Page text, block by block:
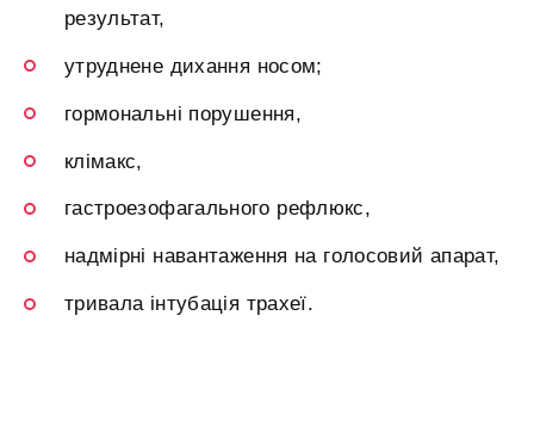
результат,
утруднене дихання носом;
гормональні порушення,
клімакс,
гастроезофагального рефлюкс,
надмірні навантаження на голосовий апарат,
тривала інтубація трахеї.